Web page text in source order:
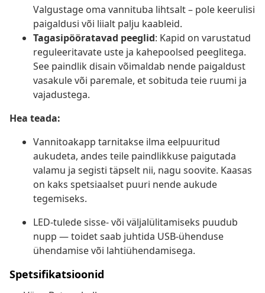
Valgustage oma vannituba lihtsalt – pole keerulisi
paigaldusi või liialt palju kaableid.
Tagasipööratavad peeglid: Kapid on varustatud
reguleeritavate uste ja kahepoolsed peeglitega.
See paindlik disain võimaldab nende paigaldust
vasakule või paremale, et sobituda teie ruumi ja
vajadustega.
Hea teada:
Vannitoakapp tarnitakse ilma eelpuuritud
aukudeta, andes teile paindlikkuse paigutada
valamu ja segisti täpselt nii, nagu soovite. Kaasas
on kaks spetsiaalset puuri nende aukude
tegemiseks.
LED-tulede sisse- või väljalülitamiseks puudub
nupp — toidet saab juhtida USB-ühenduse
ühendamise või lahtiühendamisega.
Spetsifikatsioonid